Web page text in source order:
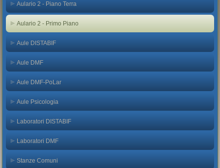
Aulario 2 - Piano Terra
Aulario 2 - Primo Piano
Aule DISTABIF
Aule DMF
Aule DMF-PoLar
Aule Psicologia
Laboratori DISTABIF
Laboratori DMF
Stanze Comuni